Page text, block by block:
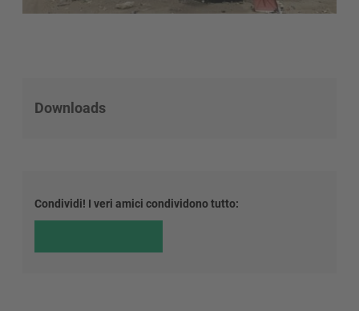
Downloads
Condividi! I veri amici condividono tutto: